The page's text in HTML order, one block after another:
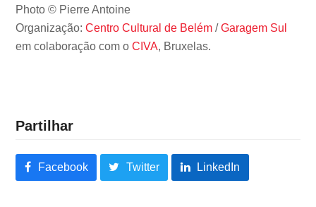
Photo © Pierre Antoine
Organização:Centro Cultural de Belém /Garagem Sul
em colaboração com oCIVA, Bruxelas.
Partilhar
Facebook Twitter LinkedIn